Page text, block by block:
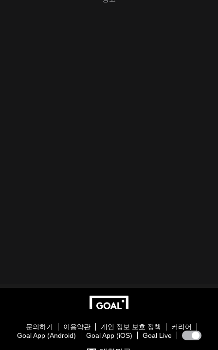
문의하기 이용약관 개인 정보 보호 정책
커리어
Goal App (Android)
Goal App (iOS) Goal Live